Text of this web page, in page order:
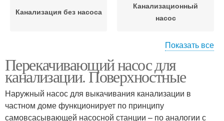
Канализация без насоса
Канализационный
насос
Насос для душевой Кухонный насос
Насос для стиральной
Показать все
Перекачивающий насос для
канализации. Поверхностные
Наружный насос для выкачивания канализации в
частном доме функционирует по принципу
самовсасывающей насосной станции – по аналогии с